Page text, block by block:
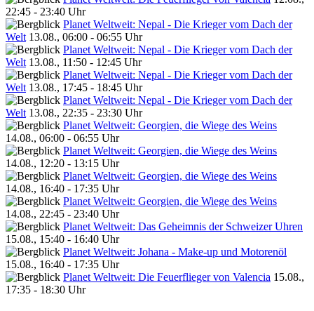
22:45 - 23:40 Uhr
Planet Weltweit: Nepal - Die Krieger vom Dach der
Welt 13.08., 06:00 - 06:55 Uhr
Planet Weltweit: Nepal - Die Krieger vom Dach der
Welt 13.08., 11:50 - 12:45 Uhr
Planet Weltweit: Nepal - Die Krieger vom Dach der
Welt 13.08., 17:45 - 18:45 Uhr
Planet Weltweit: Nepal - Die Krieger vom Dach der
Welt 13.08., 22:35 - 23:30 Uhr
Planet Weltweit: Georgien, die Wiege des Weins
14.08., 06:00 - 06:55 Uhr
Planet Weltweit: Georgien, die Wiege des Weins
14.08., 12:20 - 13:15 Uhr
Planet Weltweit: Georgien, die Wiege des Weins
14.08., 16:40 - 17:35 Uhr
Planet Weltweit: Georgien, die Wiege des Weins
14.08., 22:45 - 23:40 Uhr
Planet Weltweit: Das Geheimnis der Schweizer Uhren
15.08., 15:40 - 16:40 Uhr
Planet Weltweit: Johana - Make-up und Motorenöl
15.08., 16:40 - 17:35 Uhr
Planet Weltweit: Die Feuerflieger von Valencia 15.08.,
17:35 - 18:30 Uhr